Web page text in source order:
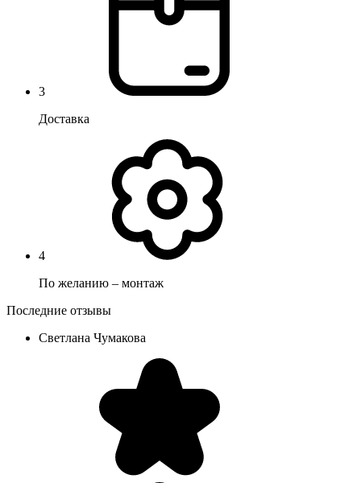
3
Доставка
4
По желанию – монтаж
Последние отзывы
Светлана Чумакова